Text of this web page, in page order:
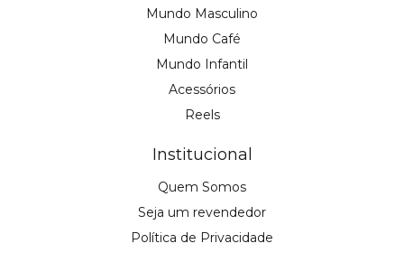
Mundo Masculino
Mundo Café
Mundo Infantil
Acessórios
Reels
Institucional
Quem Somos
Seja um revendedor
Política de Privacidade